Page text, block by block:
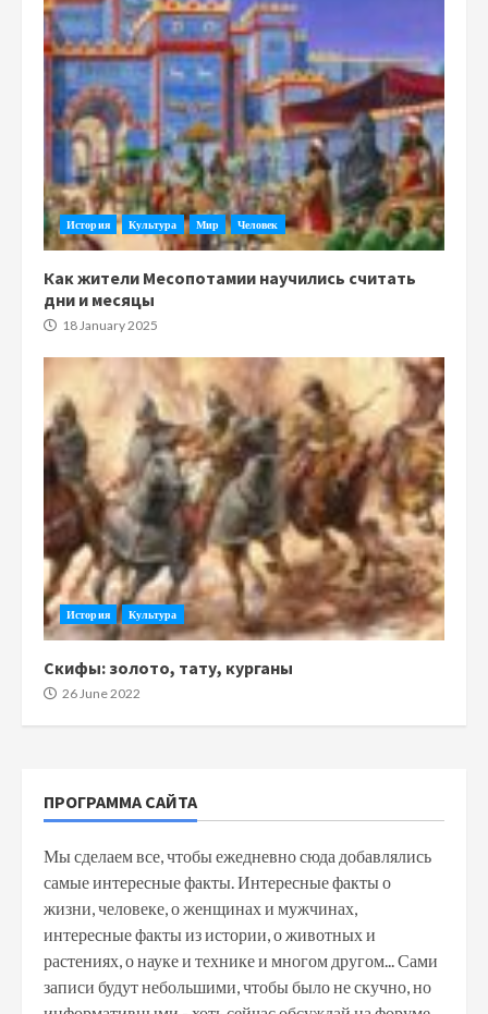
История Культура Мир Человек
Как жители Месопотамии научились считать
дни и месяцы
18 January 2025
История Культура
Скифы: золото, тату, курганы
26 June 2022
ПРОГРАММА САЙТА
Мы сделаем все, чтобы ежедневно сюда добавлялись
самые интересные факты. Интересные факты о
жизни, человеке, о женщинах и мужчинах,
интересные факты из истории, о животных и
растениях, о науке и технике и многом другом... Сами
записи будут небольшими, чтобы было не скучно, но